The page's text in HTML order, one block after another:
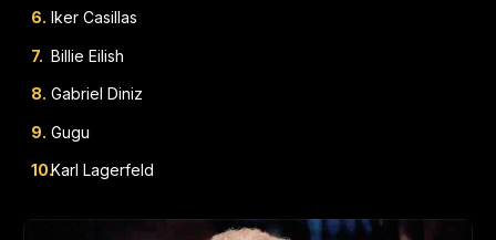
Iker Casillas
Billie Eilish
Gabriel Diniz
Gugu
Karl Lagerfeld